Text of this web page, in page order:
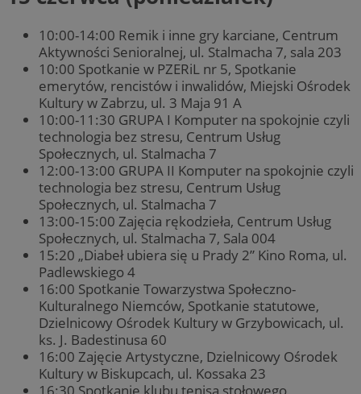
10:00-14:00 Remik i inne gry karciane, Centrum
Aktywności Senioralnej, ul. Stalmacha 7, sala 203
10:00 Spotkanie w PZERiL nr 5, Spotkanie
emerytów, rencistów i inwalidów, Miejski Ośrodek
Kultury w Zabrzu, ul. 3 Maja 91 A
10:00-11:30 GRUPA I Komputer na spokojnie czyli
technologia bez stresu, Centrum Usług
Społecznych, ul. Stalmacha 7
12:00-13:00 GRUPA II Komputer na spokojnie czyli
technologia bez stresu, Centrum Usług
Społecznych, ul. Stalmacha 7
13:00-15:00 Zajęcia rękodzieła, Centrum Usług
Społecznych, ul. Stalmacha 7, Sala 004
15:20 „Diabeł ubiera się u Prady 2” Kino Roma, ul.
Padlewskiego 4
16:00 Spotkanie Towarzystwa Społeczno-
Kulturalnego Niemców, Spotkanie statutowe,
Dzielnicowy Ośrodek Kultury w Grzybowicach, ul.
ks. J. Badestinusa 60
16:00 Zajęcie Artystyczne, Dzielnicowy Ośrodek
Kultury w Biskupcach, ul. Kossaka 23
16:30 Spotkanie klubu tenisa stołowego,